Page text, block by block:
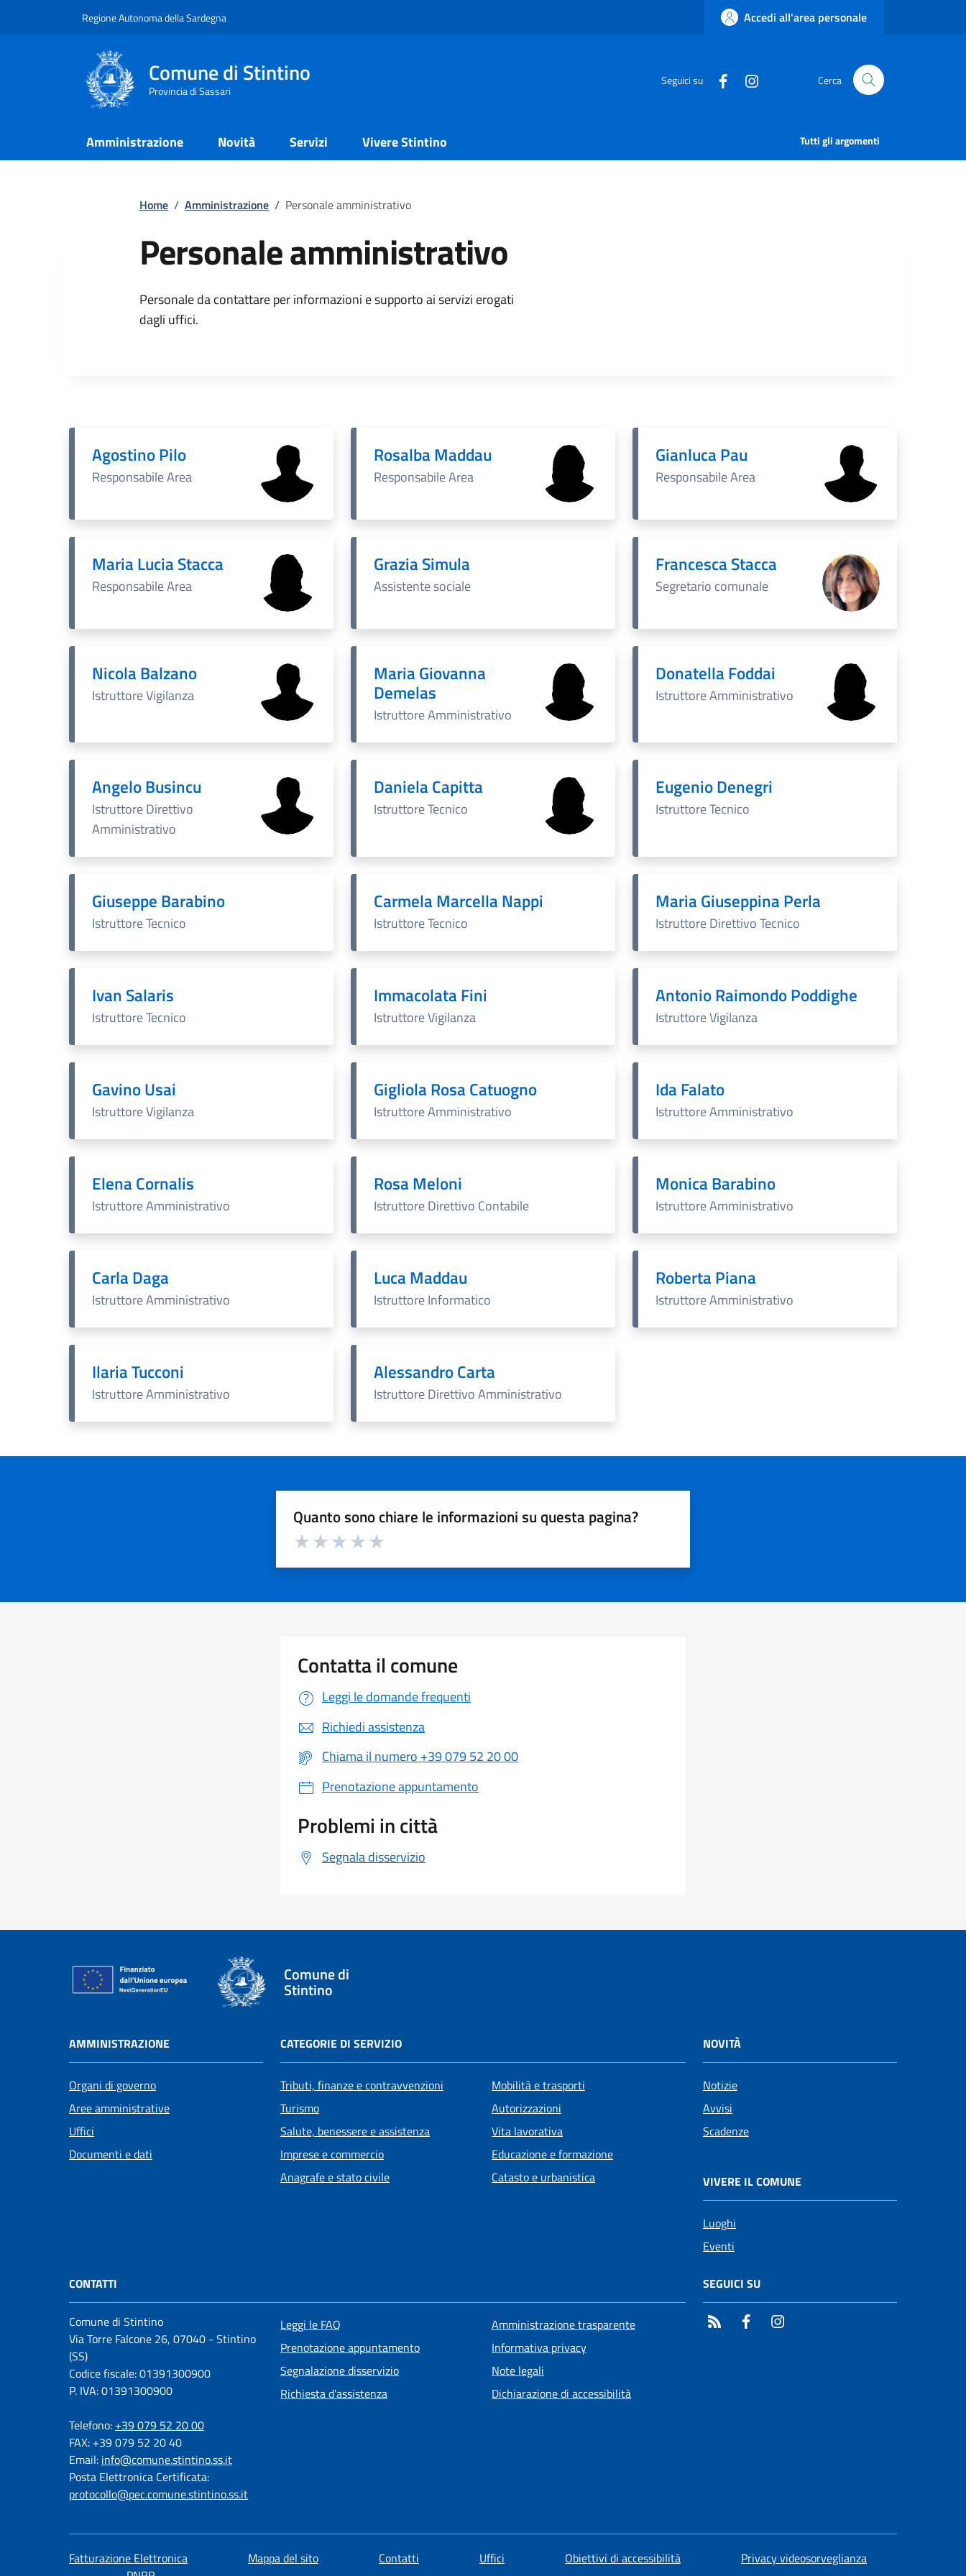
Regione Autonoma della Sardegna Accedi all'area personale
Comune di Stintino
Provincia di Sassari
Seguici su Cerca
Amministrazione Novità Servizi Vivere Stintino Tutti gli argomenti
Home / Amministrazione / Personale amministrativo
Personale amministrativo
Personale da contattare per informazioni e supporto ai servizi erogati
dagli uffici.
Agostino Pilo
Responsabile Area
Rosalba Maddau
Responsabile Area
Gianluca Pau
Responsabile Area
Maria Lucia Stacca
Responsabile Area
Grazia Simula
Assistente sociale
Francesca Stacca
Segretario comunale
Nicola Balzano
Istruttore Vigilanza
Maria Giovanna
Demelas
Istruttore Amministrativo
Donatella Foddai
Istruttore Amministrativo
Angelo Busincu
Istruttore Direttivo
Amministrativo
Daniela Capitta
Istruttore Tecnico
Eugenio Denegri
Istruttore Tecnico
Giuseppe Barabino
Istruttore Tecnico
Carmela Marcella Nappi
Istruttore Tecnico
Maria Giuseppina Perla
Istruttore Direttivo Tecnico
Ivan Salaris
Istruttore Tecnico
Immacolata Fini
Istruttore Vigilanza
Antonio Raimondo Poddighe
Istruttore Vigilanza
Gavino Usai
Istruttore Vigilanza
Gigliola Rosa Catuogno
Istruttore Amministrativo
Ida Falato
Istruttore Amministrativo
Elena Cornalis
Istruttore Amministrativo
Rosa Meloni
Istruttore Direttivo Contabile
Monica Barabino
Istruttore Amministrativo
Carla Daga
Istruttore Amministrativo
Luca Maddau
Istruttore Informatico
Roberta Piana
Istruttore Amministrativo
Ilaria Tucconi
Istruttore Amministrativo
Alessandro Carta
Istruttore Direttivo Amministrativo
Quanto sono chiare le informazioni su questa pagina?
Valuta da 1 a 5 stelle la pagina
Contatta il comune
Leggi le domande frequenti
Richiedi assistenza
Chiama il numero +39 079 52 20 00
Prenotazione appuntamento
Problemi in città
Segnala disservizio
Comune di
Stintino
AMMINISTRAZIONE
Organi di governo
Aree amministrative
Uffici
Documenti e dati
CATEGORIE DI SERVIZIO
Tributi, finanze e contravvenzioni
Turismo
Salute, benessere e assistenza
Imprese e commercio
Anagrafe e stato civile
Mobilità e trasporti
Autorizzazioni
Vita lavorativa
Educazione e formazione
Catasto e urbanistica
NOVITÀ
Notizie
Avvisi
Scadenze
VIVERE IL COMUNE
Luoghi
Eventi
CONTATTI
Comune di Stintino
Via Torre Falcone 26, 07040 - Stintino
(SS)
Codice fiscale: 01391300900
P. IVA: 01391300900
Telefono: +39 079 52 20 00
FAX: +39 079 52 20 40
Email: info@comune.stintino.ss.it
Posta Elettronica Certificata:
protocollo@pec.comune.stintino.ss.it
Leggi le FAQ
Prenotazione appuntamento
Segnalazione disservizio
Richiesta d'assistenza
Amministrazione trasparente
Informativa privacy
Note legali
Dichiarazione di accessibilità
SEGUICI SU
RSS Facebook
Fatturazione Elettronica Mappa del sito Contatti Uffici Obiettivi di accessibilità
Privacy videosorveglianza